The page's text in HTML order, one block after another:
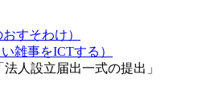
すそわけ）
雑事をICTする）
株式会社設立（11）「法人設立‏届出一式の提出」